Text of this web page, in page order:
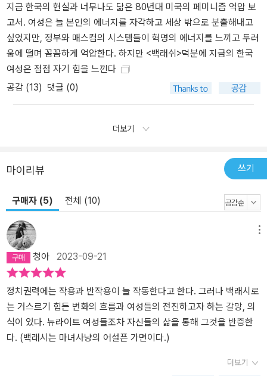
집착하는 광고업계의 관행이 시작된 것도 이즈음이었다. 이처럼 반격
에 가담한 대중매체가 유포하려는 메시지는 명확하다. “여성은 일과
결혼 둘 모두를 가질 수 없다.” 그리고 일과 독립을 선택했을 때는 응
당 대가를 치러야 한다는 것이다. 팔루디는 3부에서 이러한 반격의
메시지를 만들어 낸 진정한 요람, 반격의 이데올로그들을 찾아 나선
다. 뉴라이트는 여성의 권리에 관한 전방위 공격에서 단연 선두 주자
였다. 이들은 단순히 방어만 한 게 아니라 자신들의 비대중적인 주장
을 전파하기 위해 새로운 언어 전략을 세웠다. 뉴라이트의 팸플릿 상
막 획득하기 시작한 권리들에 반대하는 퇴행적인 내용들을 가리기 위
의’, ‘반민주적 이데올로기’, ‘남자다움을 빼앗아 간 공격수’ 같은 딱지
를 붙이는 상아탑의 멀쩡한 학자들과 뉴에이지 남권주의자들을 인터
뷰한다. 그리고 반페미니즘의 대변인으로 뉴라이트 진영의 총아가 된
여성, 베티 프리던처럼 과거의 입장을 철회하고 페미니즘을 반격의
먹잇감으로 만든 이들, 캐럴 길리건처럼 의도하진 않았으나 반격의
이데올로기에 포섭된 페미니스트들을 만나 그들 안의 변절과 모순,
그리고 딜레마를 날카롭게 파헤친다. 팔루디는 반격의 목표이자 가장
악랄한 효과는 “여성의 정신과 감정을 반격에 종속시키는” 데 있다고
말한다. 하지만 반격이 노리는 것은 여성의 정신과 감정만이 아니라
여성의 신체까지 포함한다. 4부에서 팔루디는 대중 심리학자와 자기
문제”나 “알코올중독자 남편을 ‘선택’한 개인의 문제”로 몰고 갔는지,
지금 한국의 현실과 너무나도 닮은 80년대 미국의 페미니즘 억압 보
고서. 여성은 늘 본인의 에너지를 자각하고 세상 밖으로 분출해내고
싶었지만, 정부와 매스컴의 시스템들이 혁명의 에너지를 느끼고 두려
움에 떨며 꼼꼼하게 억압한다. 하지만 <백래쉬>덕분에 지금의 한국
여성은 점점 자기 힘을 느낀다
공감 (13) 댓글 (0)
더보기
마이리뷰 쓰기
구매자 (5) 전체 (10)
청아 2023-09-21
정치권력에는 작용과 반작용이 늘 작동한다고 한다. 그러나 백래시로
는 거스르기 힘든 변화의 흐름과 여성들의 전진하고자 하는 갈망, 의
식이 있다. 뉴라이트 여성들조차 자신들의 삶을 통해 그것을 반증한
다. (백래시는 마녀사냥의 어설픈 가면이다.)
더보기